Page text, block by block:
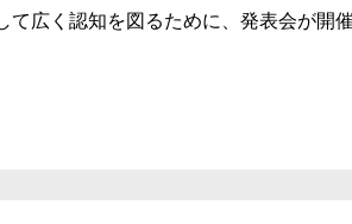
て広く認知を図るために、発表会が開催